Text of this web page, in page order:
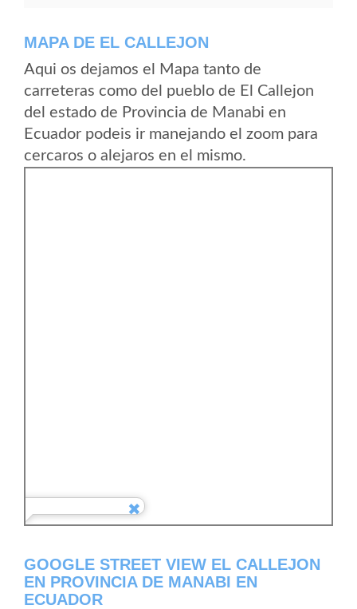
MAPA DE EL CALLEJON
Aqui os dejamos el Mapa tanto de
carreteras como del pueblo de El Callejon
del estado de Provincia de Manabi en
Ecuador podeis ir manejando el zoom para
cercaros o alejaros en el mismo.
GOOGLE STREET VIEW EL CALLEJON
EN PROVINCIA DE MANABI EN
ECUADOR